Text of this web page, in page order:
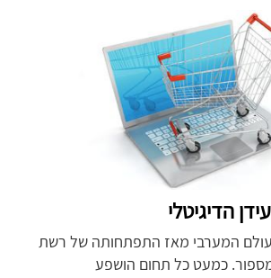
הדיגיטלי
המערבי מאז התפתחותה של רשת
כמעט כל תחום הושפע